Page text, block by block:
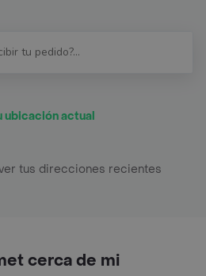
ubicación actual
tus direcciones recientes
cerca de mi